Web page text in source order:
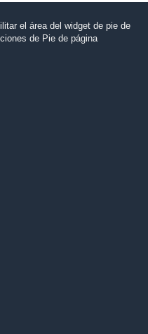
el área del widget de pie de
de Pie de página